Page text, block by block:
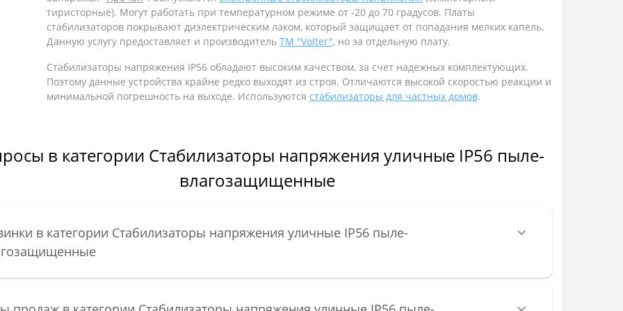
тиристорные). Могут работать при температурном режиме от -20 до 70 градусов. Платы
стабилизаторов покрывают диэлектрическим лаком, который защищает от попадания мелких капель.
Данную услугу предоставляет и производитель ТМ "Volter", но за отдельную плату.
Стабилизаторы напряжения IP56 обладают высоким качеством, за счет надежных комплектующих.
Поэтому данные устройства крайне редко выходят из строя. Отличаются высокой скоростью реакции и
минимальной погрешность на выходе. Используются стабилизаторы для частных домов.
в категории Стабилизаторы напряжения уличные IP56 пыле-
влагозащищенные
в категории Стабилизаторы напряжения уличные IP56 пыле-